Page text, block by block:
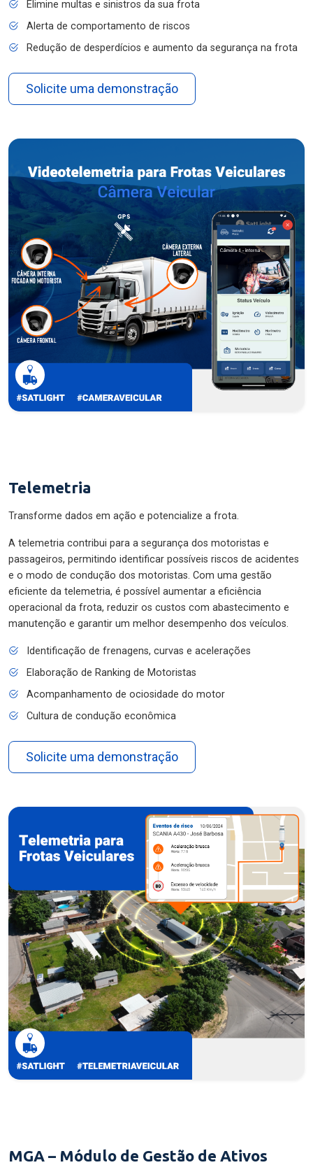
Elimine multas e sinistros da sua frota
Alerta de comportamento de riscos
Redução de desperdícios e aumento da segurança na frota
Solicite uma demonstração
Telemetria
Transforme dados em ação e potencialize a frota.
A telemetria contribui para a segurança dos motoristas e
passageiros, permitindo identificar possíveis riscos de acidentes
e o modo de condução dos motoristas. Com uma gestão
eficiente da telemetria, é possível aumentar a eficiência
operacional da frota, reduzir os custos com abastecimento e
manutenção e garantir um melhor desempenho dos veículos.
Identificação de frenagens, curvas e acelerações
Elaboração de Ranking de Motoristas
Acompanhamento de ociosidade do motor
Cultura de condução econômica
Solicite uma demonstração
MGA – Módulo de Gestão de Ativos